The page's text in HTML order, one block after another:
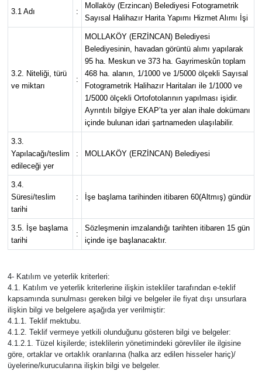
3.1 Adı :
Mollaköy (Erzincan) Belediyesi Fotogrametrik
Sayısal Halihazır Harita Yapımı Hizmet Alımı İşi
3.2. Niteliği, türü
ve miktarı
:
MOLLAKÖY (ERZİNCAN) Belediyesi
Belediyesinin, havadan görüntü alımı yapılarak
95 ha. Meskun ve 373 ha. Gayrimeskûn toplam
468 ha. alanın, 1/1000 ve 1/5000 ölçekli Sayısal
Fotogrametrik Halihazır Haritaları ile 1/1000 ve
1/5000 ölçekli Ortofotolarının yapılması işidir.
Ayrıntılı bilgiye EKAP’ta yer alan ihale dokümanı
içinde bulunan idari şartnameden ulaşılabilir.
3.3.
Yapılacağı/teslim
edileceği yer
: MOLLAKÖY (ERZİNCAN) Belediyesi
3.4.
Süresi/teslim
tarihi
: İşe başlama tarihinden itibaren 60(Altmış) gündür
3.5. İşe başlama
tarihi
:
Sözleşmenin imzalandığı tarihten itibaren 15 gün
içinde işe başlanacaktır.
4- Katılım ve yeterlik kriterleri:
4.1. Katılım ve yeterlik kriterlerine ilişkin istekliler tarafından e-teklif
kapsamında sunulması gereken bilgi ve belgeler ile fiyat dışı unsurlara
ilişkin bilgi ve belgelere aşağıda yer verilmiştir:
4.1.1. Teklif mektubu.
4.1.2. Teklif vermeye yetkili olunduğunu gösteren bilgi ve belgeler:
4.1.2.1. Tüzel kişilerde; isteklilerin yönetimindeki görevliler ile ilgisine
göre, ortaklar ve ortaklık oranlarına (halka arz edilen hisseler hariç)/
üyelerine/kurucularına ilişkin bilgi ve belgeler.